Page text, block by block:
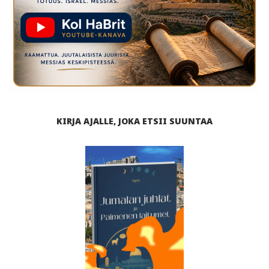
KIRJA AJALLE, JOKA ETSII SUUNTAA